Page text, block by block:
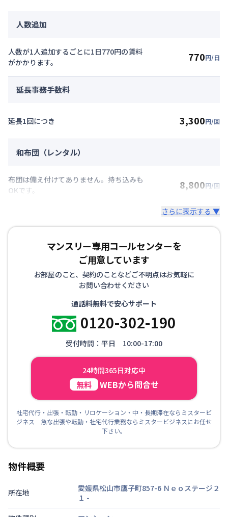
人数追加
人数が1人追加するごとに1日770円の賃料
がかかります。
770円/日
延長事務手数料
延長1回につき 3,300円/回
和布団（レンタル）
布団は備え付けてありません。持ち込みも
OKです。
8,800円/回
さらに表示する ▼
マンスリー専用コールセンターを
ご用意しています
お部屋のこと、契約のことなどご不明点はお気軽に
お問い合わせください
通話料無料で安心サポート
0120-302-190
受付時間：平日 10:00-17:00
24時間365日対応中
無料 WEBから問合せ
社宅代行・出張・転勤・リロケーション・中・長期滞在ならミスタービ
ジネス 急な出張や転勤・社宅代行業務ならミスタービジネスにお任せ
下さい。
物件概要
所在地
愛媛県松山市鷹子町857-6 Ｎｅｏステージ２
１ -